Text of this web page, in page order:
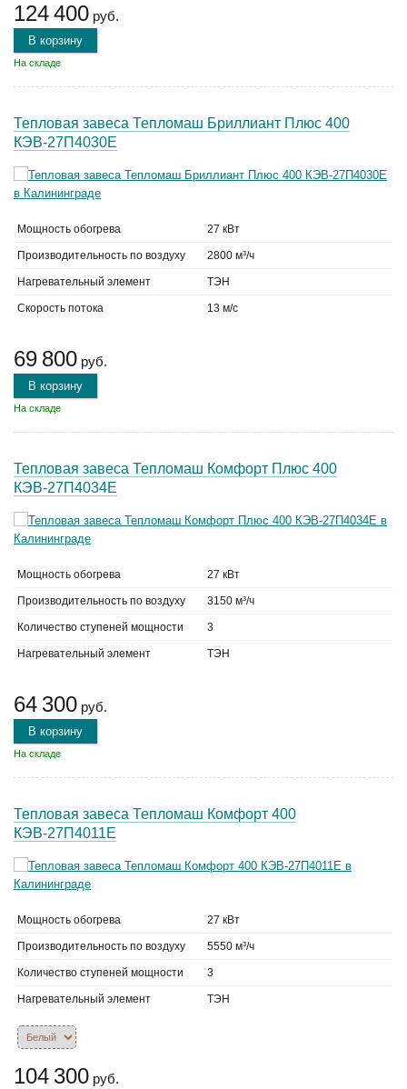
124 400 руб.
В корзину
На складе
Тепловая завеса Тепломаш Бриллиант Плюс 400
КЭВ-27П4030Е
Мощность обогрева 27 кВт
Производительность по воздуху 2800 м³/ч
Нагревательный элемент ТЭН
Скорость потока 13 м/с
69 800 руб.
В корзину
На складе
Тепловая завеса Тепломаш Комфорт Плюс 400
КЭВ-27П4034Е
Мощность обогрева 27 кВт
Производительность по воздуху 3150 м³/ч
Количество ступеней мощности 3
Нагревательный элемент ТЭН
64 300 руб.
В корзину
На складе
Тепловая завеса Тепломаш Комфорт 400
КЭВ-27П4011Е
Мощность обогрева 27 кВт
Производительность по воздуху 5550 м³/ч
Количество ступеней мощности 3
Нагревательный элемент ТЭН
104 300 руб.